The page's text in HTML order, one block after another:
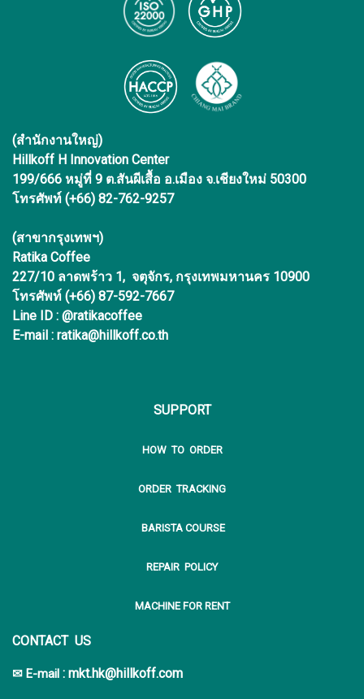
(สำนักงานใหญ่)
Hillkoff H Innovation Center
199/666 หมู่ที่ 9 ต.สันผีเสื้อ อ.เมือง จ.เชียงใหม่ 50300
โทรศัพท์ (+66) 82-762-9257
(สาขากรุงเทพฯ)
Ratika Coffee
227/10 ลาดพร้าว 1, จตุจักร, กรุงเทพมหานคร 10900
โทรศัพท์ (+66) 87-592-7667
Line ID : @ratikacoffee
E-mail : ratika@hillkoff.co.th
SUPPORT
HOW TO ORDER
ORDER TRACKING
BARISTA COURSE
REPAIR POLICY
MACHINE FOR RENT
CONTACT US
✉ E-mail : mkt.hk@hillkoff.com